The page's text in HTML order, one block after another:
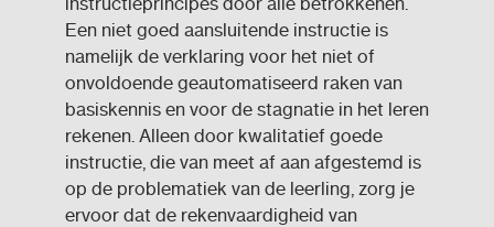
Een niet goed aansluitende instructie is
namelijk de verklaring voor het niet of
onvoldoende geautomatiseerd raken van
basiskennis en voor de stagnatie in het leren
rekenen. Alleen door kwalitatief goede
instructie, die van meet af aan afgestemd is
op de problematiek van de leerling, zorg je
ervoor dat de rekenvaardigheid van